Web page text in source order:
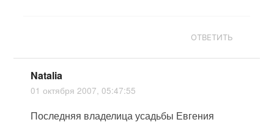
ОТВЕТИТЬ
Natalia
01 октября 2007, 05:47:55
Последняя владелица усадьбы Евгения